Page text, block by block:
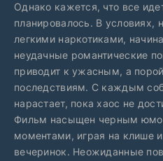
Однако кажется, что все
планировалось. В условиях,
легкими наркотиками,
неудачные романтические
приводит к ужасным, а
последствиям. С каждым
нарастает, пока хаос не
Фильм насыщен черным
моментами, играя на клише
вечеринок. Неожиданные